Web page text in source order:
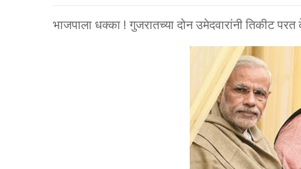
भाजपाला धक्का ! गुजरातच्या दोन उमेदवारांनी तिकीट परत